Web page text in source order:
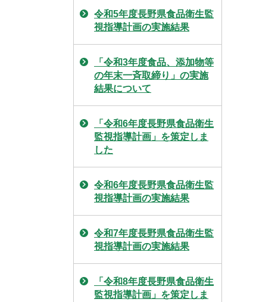
令和5年度長野県食品衛生監
視指導計画の実施結果
「令和3年度食品、添加物等
の年末一斉取締り」の実施
結果について
「令和6年度長野県食品衛生
監視指導計画」を策定しま
した
令和6年度長野県食品衛生監
視指導計画の実施結果
令和7年度長野県食品衛生監
視指導計画の実施結果
「令和8年度長野県食品衛生
監視指導計画」を策定しま